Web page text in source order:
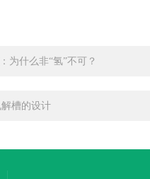
为什么非“氢”不可？
槽的设计